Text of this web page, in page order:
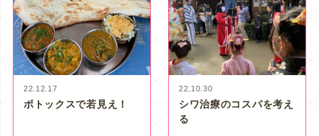
22.12.17
ボトックスで若見え！
22.10.30
シワ治療のコスパを考え
る